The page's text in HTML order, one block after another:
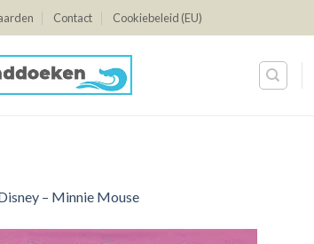
Contact Cookiebeleid (EU)
– Minnie Mouse